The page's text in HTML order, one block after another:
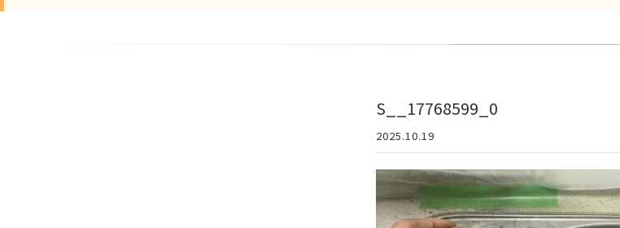
S__17768599_0
2025.10.19